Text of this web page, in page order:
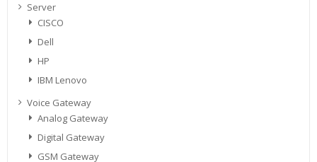
Server
CISCO
Dell
HP
IBM Lenovo
Voice Gateway
Analog Gateway
Digital Gateway
GSM Gateway